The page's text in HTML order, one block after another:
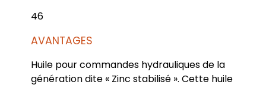
46
AVANTAGES
Huile pour commandes hydrauliques de la
génération dite « Zinc stabilisé ». Cette huile